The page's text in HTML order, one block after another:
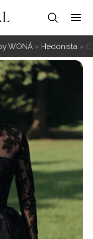
WONÁ » Hedonista »